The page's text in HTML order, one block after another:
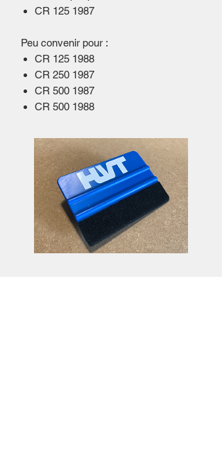
CR 125 1987
Peu convenir pour :
CR 125 1988
CR 250 1987
CR 500 1987
CR 500 1988